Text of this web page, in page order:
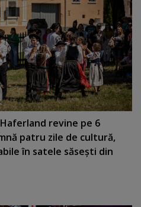
Haferland revine pe 6
patru zile de cultură,
în satele săseşti din